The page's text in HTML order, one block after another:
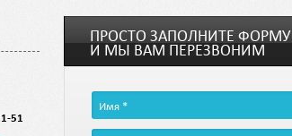
51
ПРОСТО ЗАПОЛНИТЕ ФОРМУ
И МЫ ВАМ ПЕРЕЗВОНИМ